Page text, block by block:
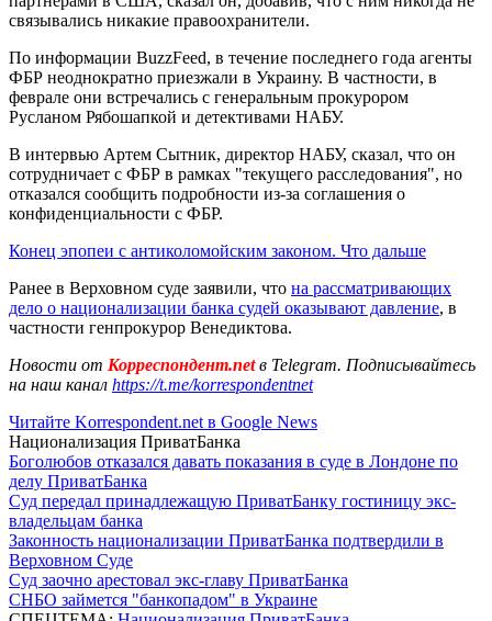
связывались никакие правоохранители.
По информации BuzzFeed, в течение последнего года агенты
ФБР неоднократно приезжали в Украину. В частности, в
феврале они встречались с генеральным прокурором
Русланом Рябошапкой и детективами НАБУ.
В интервью Артем Сытник, директор НАБУ, сказал, что он
сотрудничает с ФБР в рамках "текущего расследования", но
отказался сообщить подробности из-за соглашения о
конфиденциальности с ФБР.
Конец эпопеи с антиколомойским законом. Что дальше
Ранее в Верховном суде заявили, что на рассматривающих
дело о национализации банка судей оказывают давление, в
частности генпрокурор Венедиктова.
Новости от Корреспондент.netв Telegram. Подписывайтесь
на наш канал https://t.me/korrespondentnet
Читайте Korrespondent.net в Google News
Национализация ПриватБанка
Боголюбов отказался давать показания в суде в Лондоне по
делу ПриватБанка
Суд передал принадлежащую ПриватБанку гостиницу экс-
владельцам банка
Законность национализации ПриватБанка подтвердили в
Верховном Суде
Суд заочно арестовал экс-главу ПриватБанка
СНБО займется "банкопадом" в Украине